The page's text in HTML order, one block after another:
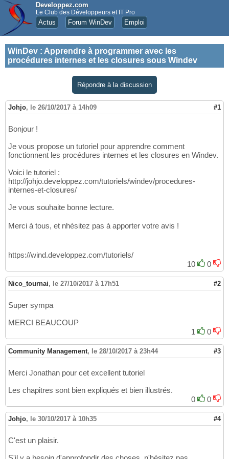
Developpez.com
Le Club des Développeurs et IT Pro
Actus Forum WinDev Emploi
WinDev : Apprendre à programmer avec les
procédures internes et les closures sous Windev
Répondre à la discussion
Johjo, le 26/10/2017 à 14h09 #1
Bonjour !
Je vous propose un tutoriel pour apprendre comment
fonctionnent les procédures internes et les closures en Windev.
Voici le tutoriel :
http://johjo.developpez.com/tutoriels/windev/procedures-
internes-et-closures/
Je vous souhaite bonne lecture.
Merci à tous, et nhésitez pas à apporter votre avis !
https://wind.developpez.com/tutoriels/
10
0
Nico_tournai, le 27/10/2017 à 17h51 #2
Super sympa
MERCI BEAUCOUP
1
0
Community Management, le 28/10/2017 à 23h44 #3
Merci Jonathan pour cet excellent tutoriel
Les chapitres sont bien expliqués et bien illustrés.
0
0
Johjo, le 30/10/2017 à 10h35 #4
C'est un plaisir.